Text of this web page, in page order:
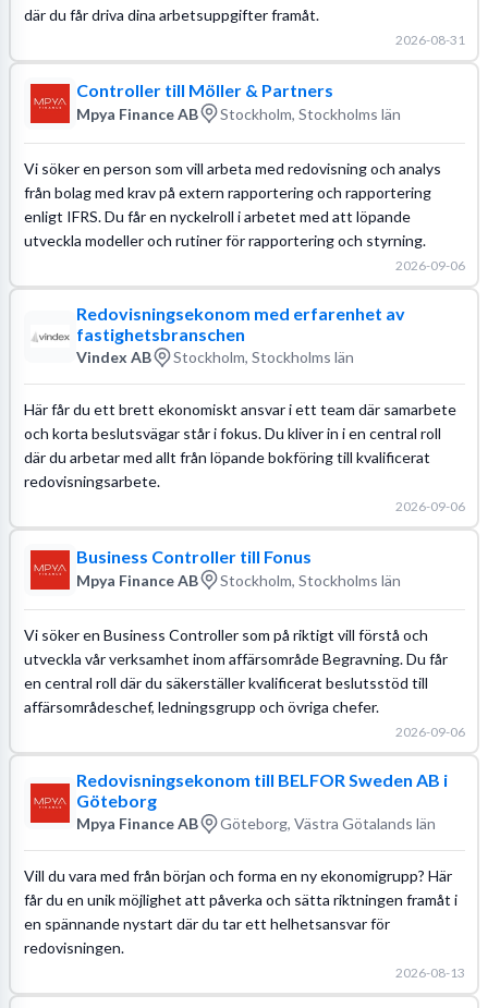
där du får driva dina arbetsuppgifter framåt.
2026-08-31
Controller till Möller & Partners
Mpya Finance AB Stockholm, Stockholms län
Vi söker en person som vill arbeta med redovisning och analys
från bolag med krav på extern rapportering och rapportering
enligt IFRS. Du får en nyckelroll i arbetet med att löpande
utveckla modeller och rutiner för rapportering och styrning.
2026-09-06
Redovisningsekonom med erfarenhet av
fastighetsbranschen
Vindex AB Stockholm, Stockholms län
Här får du ett brett ekonomiskt ansvar i ett team där samarbete
och korta beslutsvägar står i fokus. Du kliver in i en central roll
där du arbetar med allt från löpande bokföring till kvalificerat
redovisningsarbete.
2026-09-06
Business Controller till Fonus
Mpya Finance AB Stockholm, Stockholms län
Vi söker en Business Controller som på riktigt vill förstå och
utveckla vår verksamhet inom affärsområde Begravning. Du får
en central roll där du säkerställer kvalificerat beslutsstöd till
affärsområdeschef, ledningsgrupp och övriga chefer.
2026-09-06
Redovisningsekonom till BELFOR Sweden AB i
Göteborg
Mpya Finance AB Göteborg, Västra Götalands län
Vill du vara med från början och forma en ny ekonomigrupp? Här
får du en unik möjlighet att påverka och sätta riktningen framåt i
en spännande nystart där du tar ett helhetsansvar för
redovisningen.
2026-08-13